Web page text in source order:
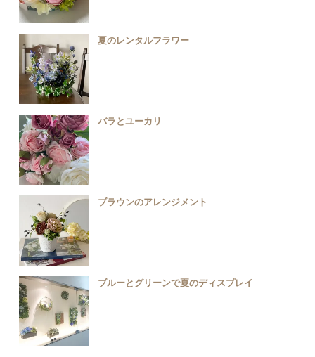
夏のレンタルフラワー
バラとユーカリ
ブラウンのアレンジメント
ブルーとグリーンで夏のディスプレイ